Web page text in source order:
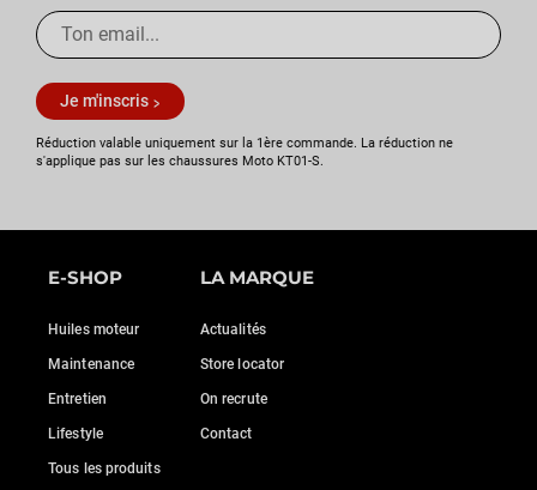
Je m'inscris
Réduction valable uniquement sur la 1ère commande. La réduction ne
s'applique pas sur les chaussures Moto KT01-S.
E-SHOP
Huiles moteur
Maintenance
Entretien
Lifestyle
Tous les produits
LA MARQUE
Actualités
Store locator
On recrute
Contact